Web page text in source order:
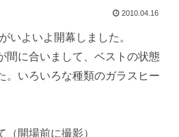
2010.04.16
いよいよ開幕しました。
間に合いまして、ベストの状態
。いろいろな種類のガラスヒー
開場前に撮影）